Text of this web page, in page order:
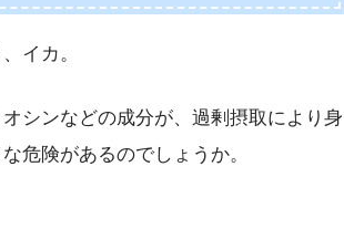
イカ。
シンなどの成分が、過剰摂取により身
危険があるのでしょうか。